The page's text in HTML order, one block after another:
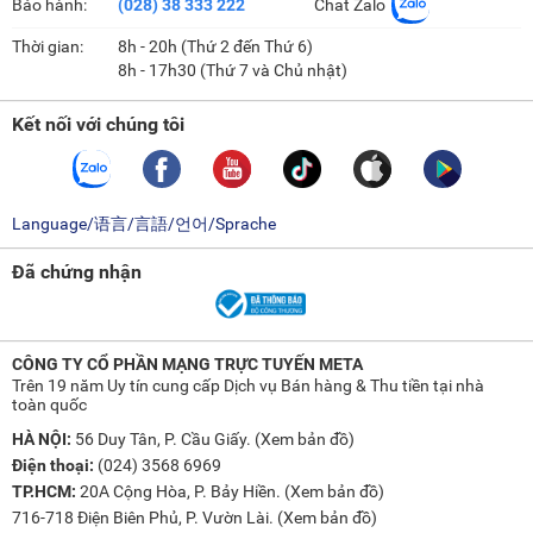
Bảo hành: (028) 38 333 222 Chat Zalo
Thời gian:
8h - 20h (Thứ 2 đến Thứ 6)
8h - 17h30 (Thứ 7 và Chủ nhật)
Kết nối với chúng tôi
Language/语言/言語/언어/Sprache
Đã chứng nhận
CÔNG TY CỔ PHẦN MẠNG TRỰC TUYẾN META
Trên 19 năm Uy tín cung cấp Dịch vụ Bán hàng & Thu tiền tại nhà
toàn quốc
HÀ NỘI: 56 Duy Tân, P. Cầu Giấy. (Xem bản đồ)
Điện thoại: (024) 3568 6969
TP.HCM: 20A Cộng Hòa, P. Bảy Hiền. (Xem bản đồ)
716-718 Điện Biên Phủ, P. Vườn Lài. (Xem bản đồ)